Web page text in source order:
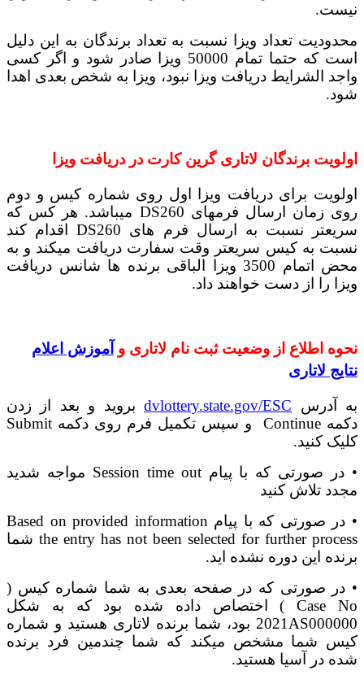
نیست.
محدودیت تعداد ویزا نسبت به تعداد برندگان به این دلیل
است که حتما تمام 50000 ویزا صادر شود و اگر کسی
واجد الشرایط دریافت ویزا نبود، ویزا به شخص بعدی اهدا
شود.
اولویت برندگان لاتاری گرین کارت در دریافت ویزا
اولویت برای دریافت ویزا اول روی شماره کیس و دوم
روی زمان ارسال فرمهای DS260 میباشد. هر کس که
سریعتر نسبت به ارسال فرم های DS260 اقدام کند
نسبت به کیس سریعتر وقت سفارت دریافت میکند و به
محض اتمام 3500 ویزا الباقی برنده ها شانس دریافت
ویزا را از دست خواهند داد.
نحوه اطلاع از وضعیت ثبت نام لاتاری و آموزش اعلام
نتایج لاتاری
به آدرس dvlottery.state.gov/ESCبروید و بعد از زدن
دکمه Continue و سپس تکمیل فرم روی دکمه Submit
کلیک کنید.
• در صورتی که با پیام Session time out مواجه شدید
مجدد تلاش کنید
• در صورتی که با پیام Based on provided information
the entry has not been selected for further process شما
برنده این دوره نشده اید.
• در صورتی که در صفحه بعدی به شما شماره کیس (
Case No ) اختصاص داده شده بود که به شکل
2021AS000000 بود، شما برنده لاتاری هستید و شماره
کیس شما مشخص میکند که شما چندمین فرد برنده
شده در آسیا هستید.